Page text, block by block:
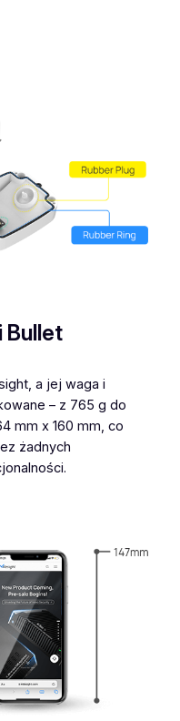
Bullet
a jej waga i
– z 765 g do
mm x 160 mm, co
żadnych